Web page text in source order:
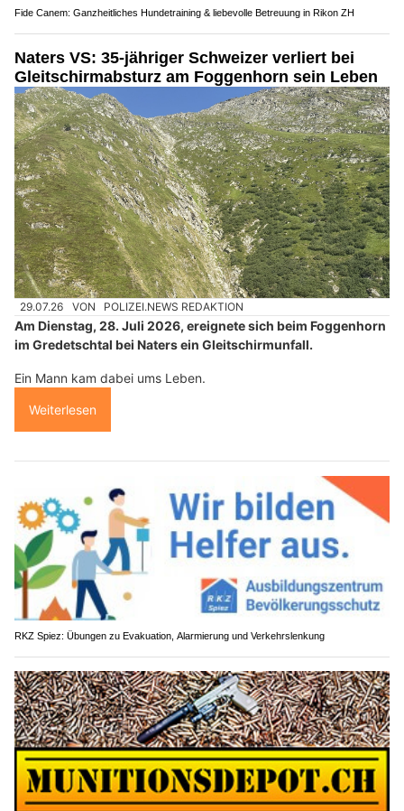
Fide Canem: Ganzheitliches Hundetraining & liebevolle Betreuung in Rikon ZH
Naters VS: 35-jähriger Schweizer verliert bei
Gleitschirmabsturz am Foggenhorn sein Leben
29.07.26 VON POLIZEI.NEWS REDAKTION
Am Dienstag, 28. Juli 2026, ereignete sich beim Foggenhorn
im Gredetschtal bei Naters ein Gleitschirmunfall.
Ein Mann kam dabei ums Leben.
Weiterlesen
RKZ Spiez: Übungen zu Evakuation, Alarmierung und Verkehrslenkung